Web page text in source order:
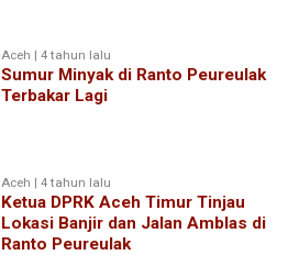
Aceh | 4 tahun lalu
Sumur Minyak di Ranto Peureulak
Terbakar Lagi
Aceh | 4 tahun lalu
Ketua DPRK Aceh Timur Tinjau
Lokasi Banjir dan Jalan Amblas di
Ranto Peureulak